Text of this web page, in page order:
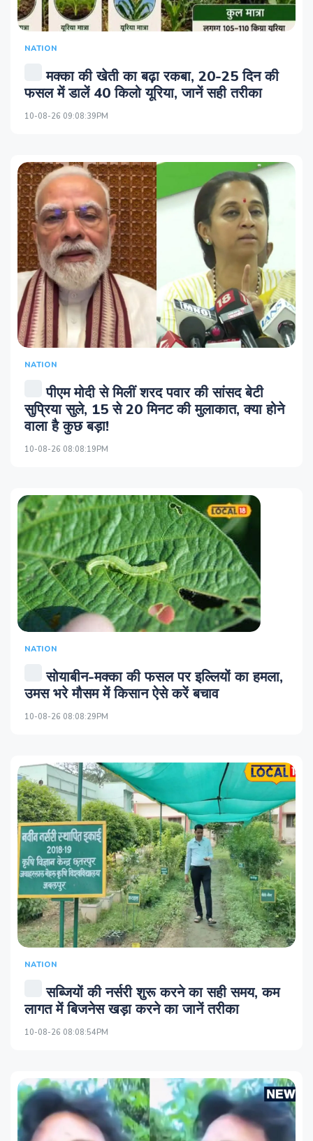
NATION
मक्का की खेती का बढ़ा रकबा, 20-25 दिन की
फसल में डालें 40 किलो यूरिया, जानें सही तरीका
10-08-26 09:08:39PM
NATION
पीएम मोदी से मिलीं शरद पवार की सांसद बेटी
सुप्रिया सुले, 15 से 20 मिनट की मुलाकात, क्या होने
वाला है कुछ बड़ा!
10-08-26 08:08:19PM
NATION
सोयाबीन-मक्का की फसल पर इल्लियों का हमला,
उमस भरे मौसम में किसान ऐसे करें बचाव
10-08-26 08:08:29PM
NATION
सब्जियों की नर्सरी शुरू करने का सही समय, कम
लागत में बिजनेस खड़ा करने का जानें तरीका
10-08-26 08:08:54PM